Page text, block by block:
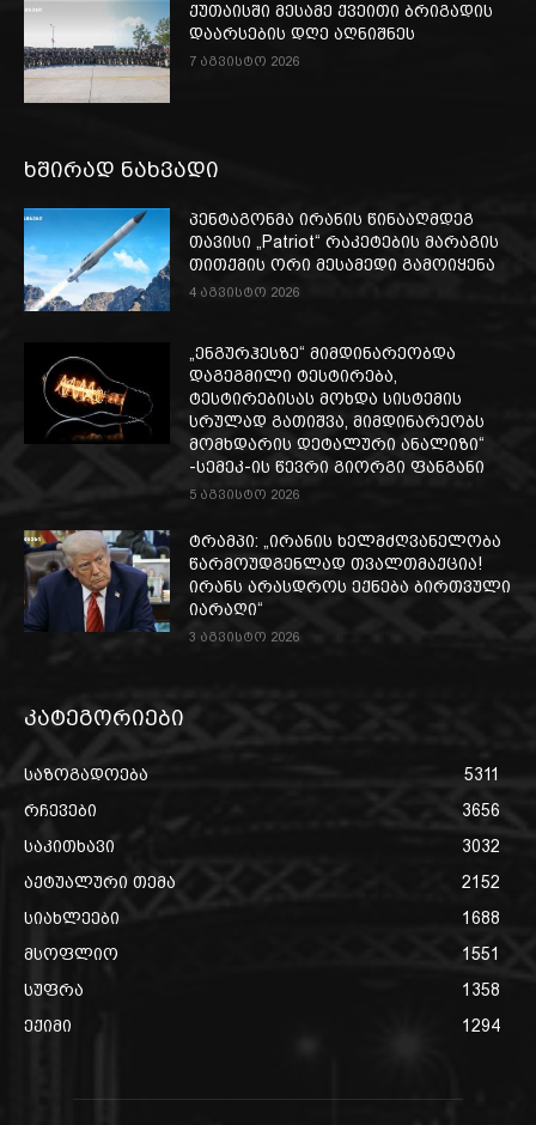
ქუთაისში მესამე ქვეითი ბრიგადის
დაარსების დღე აღნიშნეს
7 აგვისტო 2026
ხშირად ნახვადი
პენტაგონმა ირანის წინააღმდეგ
თავისი „Patriot“ რაკეტების მარაგის
თითქმის ორი მესამედი გამოიყენა
4 აგვისტო 2026
„ენგურჰესზე“ მიმდინარეობდა
დაგეგმილი ტესტირება,
ტესტირებისას მოხდა სისტემის
სრულად გათიშვა, მიმდინარეობს
მომხდარის დეტალური ანალიზი“
-სემეკ-ის წევრი გიორგი ფანგანი
5 აგვისტო 2026
ტრამპი: „ირანის ხელმძღვანელობა
წარმოუდგენლად თვალთმაქცია!
ირანს არასდროს ექნება ბირთვული
იარაღი“
3 აგვისტო 2026
კატეგორიები
საზოგადოება
5311
რჩევები
3656
საკითხავი
3032
აქტუალური თემა
2152
სიახლეები
1688
მსოფლიო
1551
სუფრა
1358
ექიმი
1294